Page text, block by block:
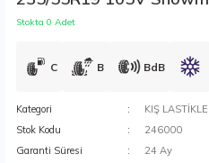
Stokta 0 Adet
C B BdB
Kategori
KIŞ
Stok Kodu
246000
Garanti Süresi
24 Ay